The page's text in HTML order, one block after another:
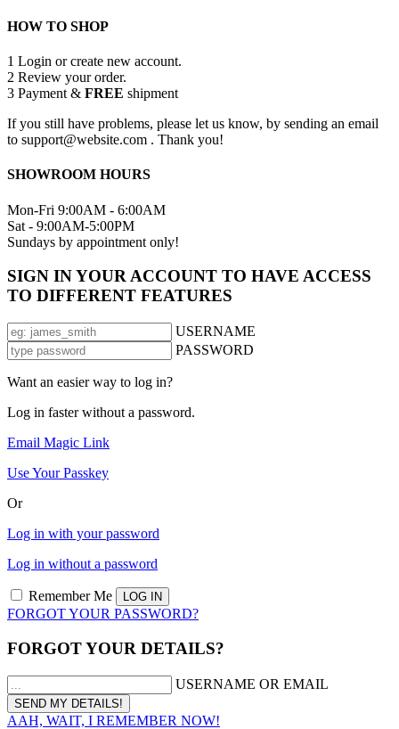
HOW TO SHOP
1 Login or create new account.
2 Review your order.
3 Payment & FREE shipment
If you still have problems, please let us know, by sending an email
to support@website.com . Thank you!
SHOWROOM HOURS
Mon-Fri 9:00AM - 6:00AM
Sat - 9:00AM-5:00PM
Sundays by appointment only!
SIGN IN YOUR ACCOUNT TO HAVE ACCESS
TO DIFFERENT FEATURES
USERNAME
PASSWORD
Want an easier way to log in?
Log in faster without a password.
Email Magic Link
Use Your Passkey
Or
Log in with your password
Log in without a password
Remember Me
FORGOT YOUR PASSWORD?
FORGOT YOUR DETAILS?
USERNAME OR EMAIL
AAH, WAIT, I REMEMBER NOW!